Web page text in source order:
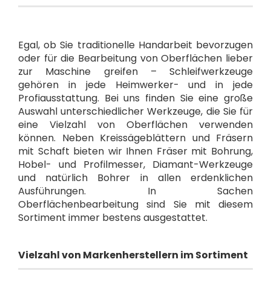
Egal, ob Sie traditionelle Handarbeit bevorzugen
oder für die Bearbeitung von Oberflächen lieber
zur Maschine greifen – Schleifwerkzeuge
gehören in jede Heimwerker- und in jede
Profiausstattung. Bei uns finden Sie eine große
Auswahl unterschiedlicher Werkzeuge, die Sie für
eine Vielzahl von Oberflächen verwenden
können. Neben Kreissägeblättern und Fräsern
mit Schaft bieten wir Ihnen Fräser mit Bohrung,
Hobel- und Profilmesser, Diamant-Werkzeuge
und natürlich Bohrer in allen erdenklichen
Ausführungen. In Sachen
Oberflächenbearbeitung sind Sie mit diesem
Sortiment immer bestens ausgestattet.
Vielzahl von Markenherstellern im Sortiment